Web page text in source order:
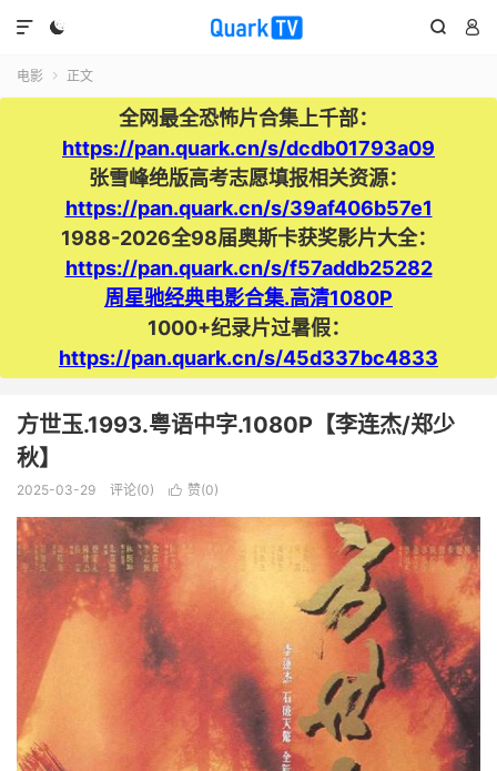
  

电影  正文
全网最全恐怖片合集上千部：
https://pan.quark.cn/s/dcdb01793a09
张雪峰绝版高考志愿填报相关资源：
https://pan.quark.cn/s/39af406b57e1
1988-2026全98届奥斯卡获奖影片大全：
https://pan.quark.cn/s/f57addb25282
周星驰经典电影合集.高清1080P
1000+纪录片过暑假：
https://pan.quark.cn/s/45d337bc4833
方世玉.1993.粤语中字.1080P【李连杰/郑少
秋】
2025-03-29 评论(0)  赞(0)